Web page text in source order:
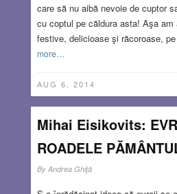
care să nu aibă nevoie de cuptor
cu coptul pe căldura asta! Aşa am
festive, delicioase şi răcoroase,
more…
AUG 6, 2014
Mihai Eisikovits:
ROADELE
By Andrea Ghiţă